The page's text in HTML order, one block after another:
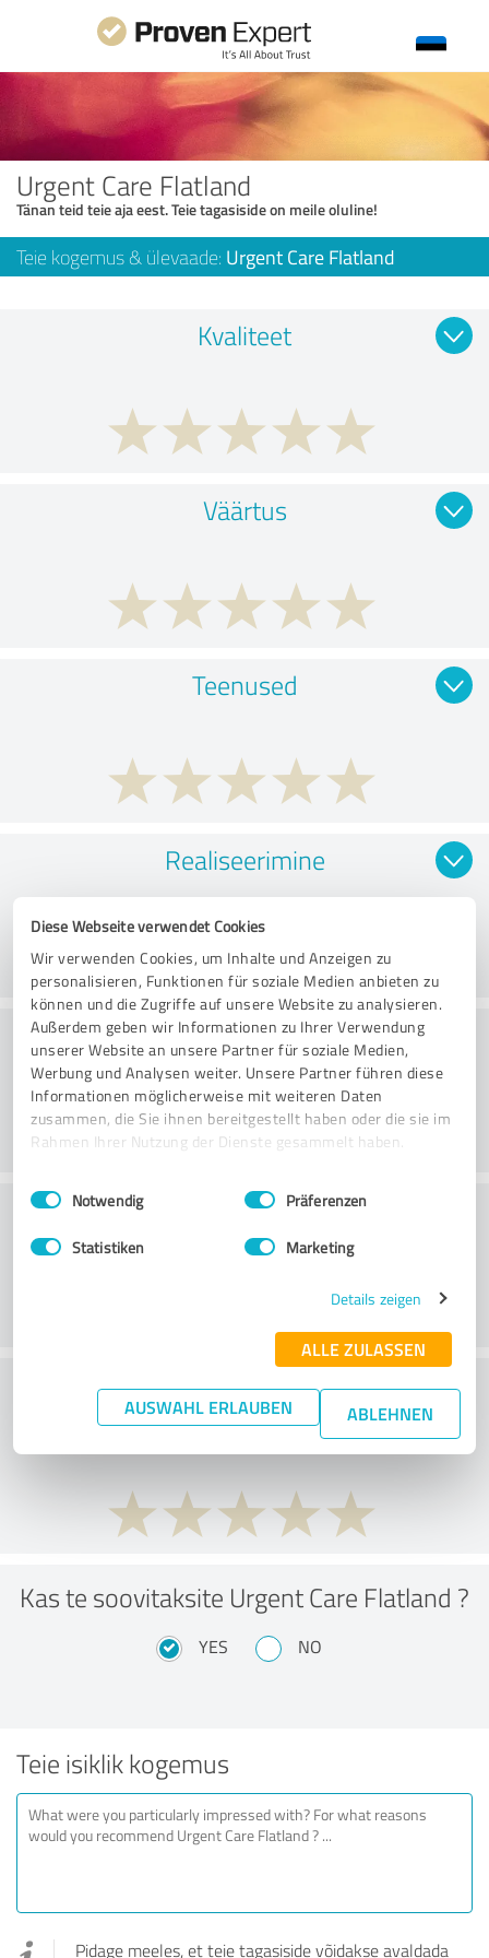
Diese Webseite verwendet Cookies
Wir verwenden Cookies, um Inhalte und Anzeigen zu
personalisieren, Funktionen für soziale Medien anbieten zu
können und die Zugriffe auf unsere Website zu analysieren.
Außerdem geben wir Informationen zu Ihrer Verwendung
unserer Website an unsere Partner für soziale Medien,
Werbung und Analysen weiter. Unsere Partner führen diese
Informationen möglicherweise mit weiteren Daten
zusammen, die Sie ihnen bereitgestellt haben oder die sie im
Rahmen Ihrer Nutzung der Dienste gesammelt haben.
Impressum Datenschutzbestimmungen
Einwilligungsauswahl
Notwendig Präferenzen
Statistiken Marketing
Details zeigen
ALLE ZULASSEN
AUSWAHL ERLAUBEN ABLEHNEN
Urgent Care Flatland
Tänan teid teie aja eest. Teie tagasiside on meile oluline!
Teie kogemus & ülevaade: Urgent Care Flatland
Kvaliteet
Väärtus
Teenused
Realiseerimine
Konsultatsioon
Klienditeenindus
What do you think of the price to
performance ratio?
Kas te soovitaksite Urgent Care Flatland ?
YES NO
Teie isiklik kogemus
Pidage meeles, et teie tagasiside võidakse avaldada